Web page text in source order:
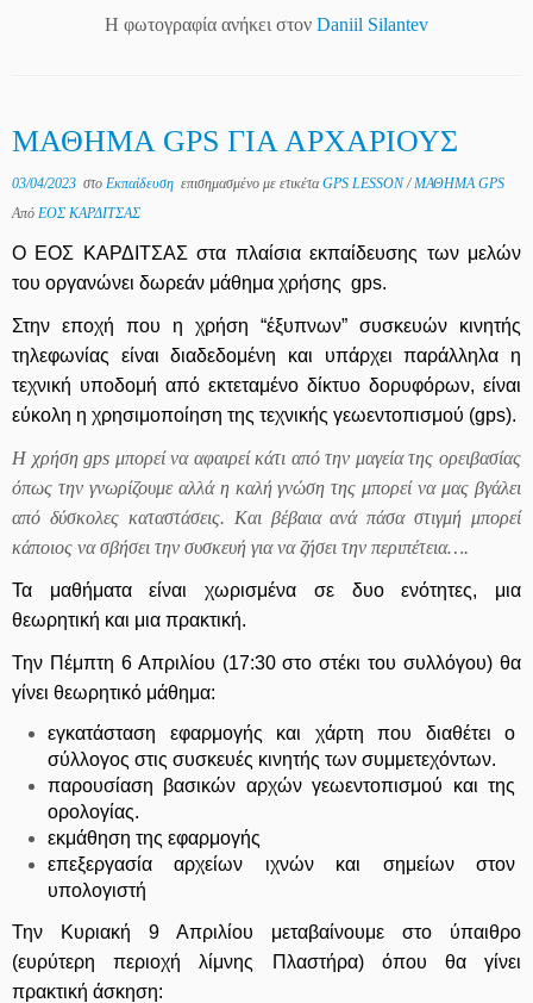
H φωτογραφία ανήκει στον Daniil Silantev
ΜΑΘΗΜΑ GPS ΓΙΑ ΑΡΧΑΡΙΟΥΣ
03/04/2023 στο Εκπαίδευση επισημασμένο με ετικέταGPS LESSON/ ΜΑΘΗΜΑ GPS
Από ΕΟΣ ΚΑΡΔΙΤΣΑΣ
Ο ΕΟΣ ΚΑΡΔΙΤΣΑΣ στα πλαίσια εκπαίδευσης των μελών
του οργανώνει δωρεάν μάθημα χρήσης gps.
Στην εποχή που η χρήση “έξυπνων” συσκευών κινητής
τηλεφωνίας είναι διαδεδομένη και υπάρχει παράλληλα η
τεχνική υποδομή από εκτεταμένο δίκτυο δορυφόρων, είναι
εύκολη η χρησιμοποίηση της τεχνικής γεωεντοπισμού (gps).
Η χρήση gps μπορεί να αφαιρεί κάτι από την μαγεία της ορειβασίας
όπως την γνωρίζουμε αλλά η καλή γνώση της μπορεί να μας βγάλει
από δύσκολες καταστάσεις. Και βέβαια ανά πάσα στιγμή μπορεί
κάποιος να σβήσει την συσκευή για να ζήσει την περιπέτεια….
Τα μαθήματα είναι χωρισμένα σε δυο ενότητες, μια
θεωρητική και μια πρακτική.
Την Πέμπτη 6 Απριλίου (17:30 στο στέκι του συλλόγου) θα
γίνει θεωρητικό μάθημα:
εγκατάσταση εφαρμογής και χάρτη που διαθέτει ο
σύλλογος στις συσκευές κινητής των συμμετεχόντων.
παρουσίαση βασικών αρχών γεωεντοπισμού και της
ορολογίας.
εκμάθηση της εφαρμογής
επεξεργασία αρχείων ιχνών και σημείων στον
υπολογιστή
Την Κυριακή 9 Απριλίου μεταβαίνουμε στο ύπαιθρο
(ευρύτερη περιοχή λίμνης Πλαστήρα) όπου θα γίνει
πρακτική άσκηση: